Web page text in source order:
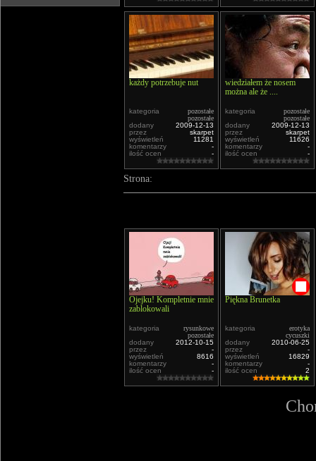
każdy potrzebuje nut
kategoria
pozostałe
pozostałe
dodany
2009-12-13
przez
skarpet
wyświetleń
11281
komentarzy
-
ilość ocen
-
wiedziałem że nosem
można ale że ....
kategoria
pozostałe
pozostałe
dodany
2009-12-13
przez
skarpet
wyświetleń
11626
komentarzy
-
ilość ocen
-
Strona:
Ojejku! Kompletnie mnie
zablokowali
kategoria
rysunkowe
pozostałe
dodany
2012-10-15
przez
-
wyświetleń
8616
komentarzy
-
ilość ocen
-
Piękna Brunetka
kategoria
erotyka
cycuszki
dodany
2010-06-25
przez
-
wyświetleń
16829
komentarzy
-
ilość ocen
2